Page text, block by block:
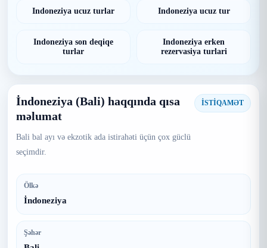
Indoneziya ucuz turlar Indoneziya ucuz tur
Indoneziya son deqiqe
turlar
Indoneziya erken
rezervasiya turlari
İndoneziya (Bali) haqqında qısa
məlumat
Bali bal ayı və ekzotik ada istirahəti üçün çox güclü
seçimdir.
İSTİQAMƏT
Ölkə
İndoneziya
Şəhər